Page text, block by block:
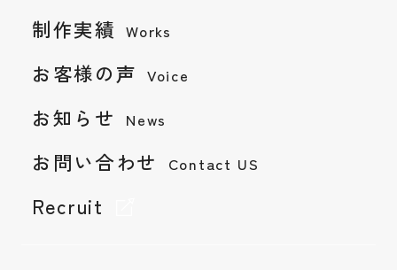
お問い合わせ
制作実績 Works
お客様の声 Voice
お知らせ News
お問い合わせ Contact US
Recruit